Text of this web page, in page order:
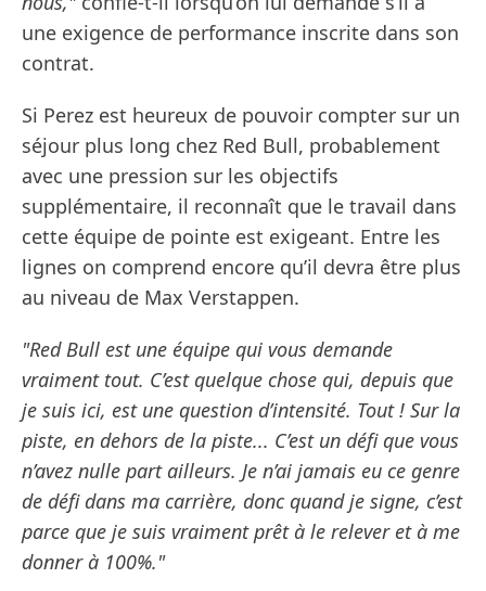
une exigence de performance inscrite dans son
contrat.
Si Perez est heureux de pouvoir compter sur un
séjour plus long chez Red Bull, probablement
avec une pression sur les objectifs
supplémentaire, il reconnaît que le travail dans
cette équipe de pointe est exigeant. Entre les
lignes on comprend encore qu’il devra être plus
au niveau de Max Verstappen.
"Red Bull est une équipe qui vous demande
vraiment tout. C’est quelque chose qui, depuis que
je suis ici, est une question d’intensité. Tout ! Sur la
piste, en dehors de la piste... C’est un défi que vous
n’avez nulle part ailleurs. Je n’ai jamais eu ce genre
de défi dans ma carrière, donc quand je signe, c’est
parce que je suis vraiment prêt à le relever et à me
donner à 100%."